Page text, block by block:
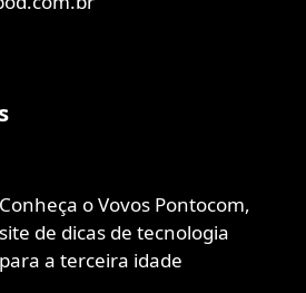
Conheça o Vovos Pontocom,
site de dicas de tecnologia
para a terceira idade